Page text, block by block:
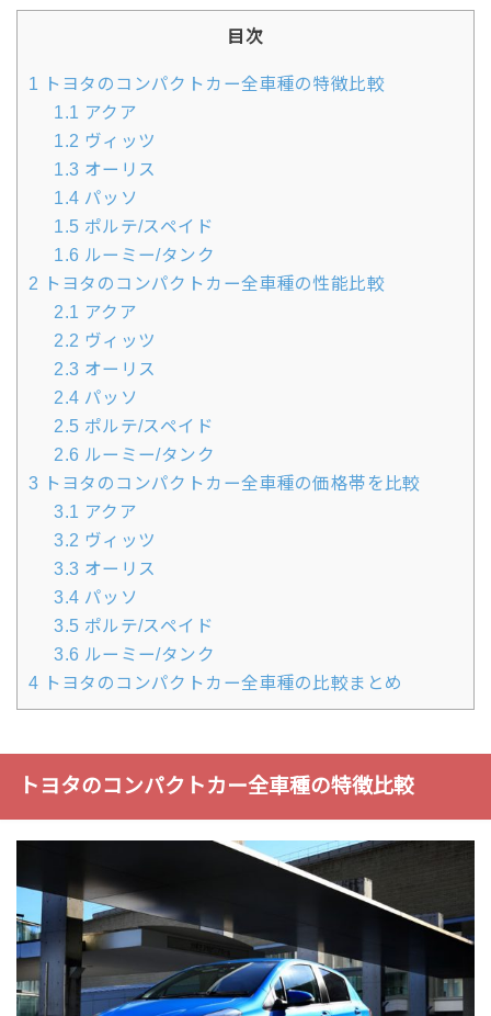
目次
1 トヨタのコンパクトカー全車種の特徴比較
1.1 アクア
1.2 ヴィッツ
1.3 オーリス
1.4 パッソ
1.5 ポルテ/スペイド
1.6 ルーミー/タンク
2 トヨタのコンパクトカー全車種の性能比較
2.1 アクア
2.2 ヴィッツ
2.3 オーリス
2.4 パッソ
2.5 ポルテ/スペイド
2.6 ルーミー/タンク
3 トヨタのコンパクトカー全車種の価格帯を比較
3.1 アクア
3.2 ヴィッツ
3.3 オーリス
3.4 パッソ
3.5 ポルテ/スペイド
3.6 ルーミー/タンク
4 トヨタのコンパクトカー全車種の比較まとめ
トヨタのコンパクトカー全車種の特徴比較